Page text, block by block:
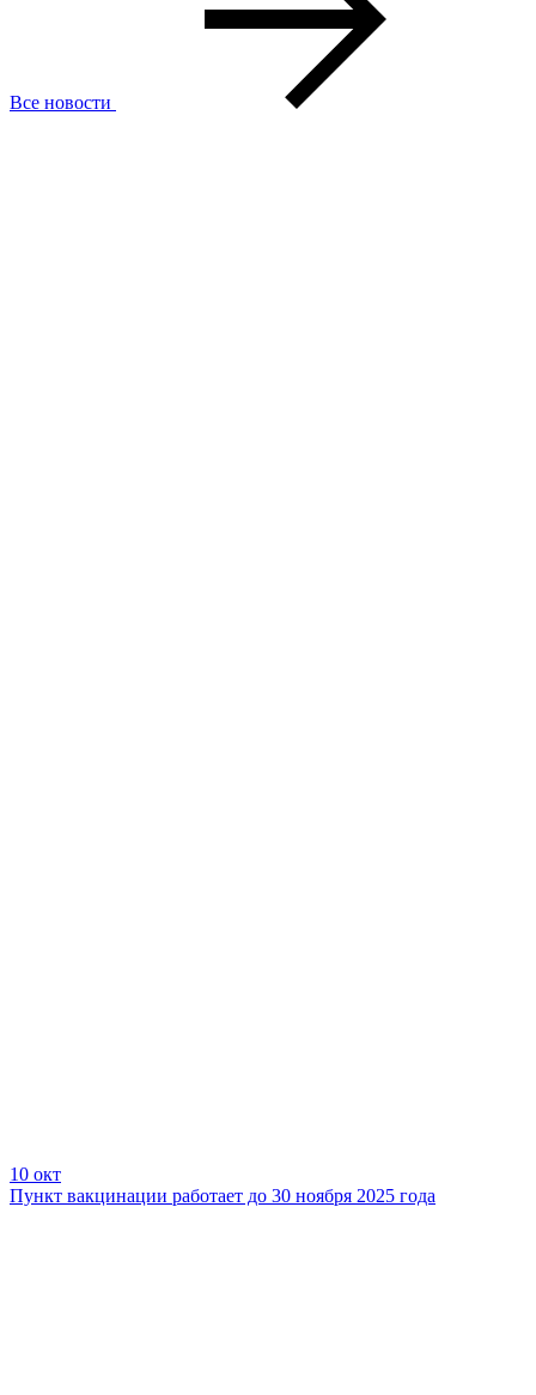
Все новости
10 окт
Пункт вакцинации работает до 30 ноября 2025 года